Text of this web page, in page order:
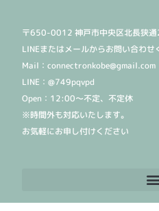
〒650-0012 神戸市中央区北長狭
LINEまたはメールからお問い合わせ
Mail：connectronkobe@gmail.com
LINE：@749pqvpd
Open：12:00〜不定、不定休
※時間外も対応いたします。
お気軽にお申し付けください